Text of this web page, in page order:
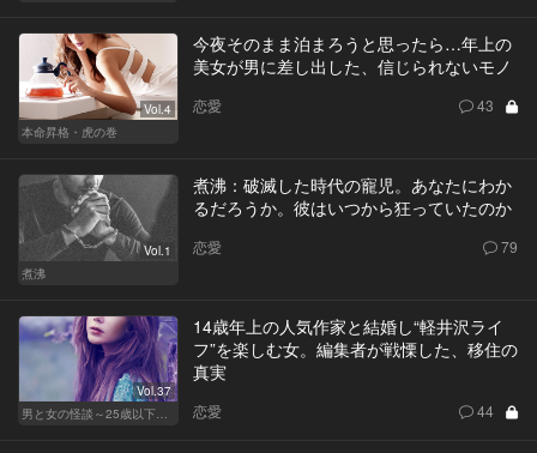
Vol.4
本命昇格・虎の巻
今夜そのまま泊まろうと思ったら…年上の
美女が男に差し出した、信じられないモノ
恋愛 43
Vol.1
煮沸
煮沸：破滅した時代の寵児。あなたにわか
るだろうか。彼はいつから狂っていたのか
恋愛 79
Vol.37
男と女の怪談～25歳以下閲覧禁止～
14歳年上の人気作家と結婚し“軽井沢ライ
フ”を楽しむ女。編集者が戦慄した、移住の
真実
恋愛 44